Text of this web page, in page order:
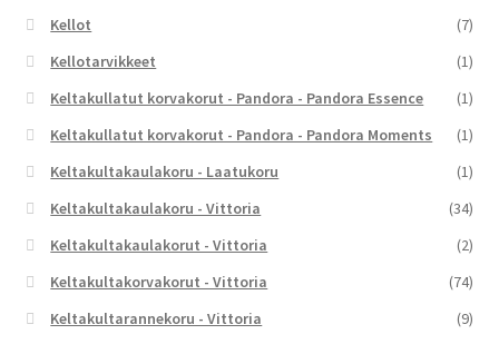
Kellot
(7)
Kellotarvikkeet
(1)
Keltakullatut korvakorut - Pandora - Pandora Essence
(1)
Keltakullatut korvakorut - Pandora - Pandora Moments
(1)
Keltakultakaulakoru - Laatukoru
(1)
Keltakultakaulakoru - Vittoria
(34)
Keltakultakaulakorut - Vittoria
(2)
Keltakultakorvakorut - Vittoria
(74)
Keltakultarannekoru - Vittoria
(9)